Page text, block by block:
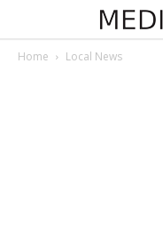
Home Local News